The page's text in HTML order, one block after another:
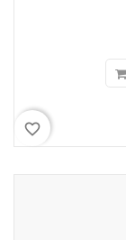
favorite_border